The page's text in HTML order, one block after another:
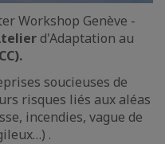
Workshop Genève -
d'Adaptation au
soucieuses de
risques liés aux aléas
incendies, vague de
.